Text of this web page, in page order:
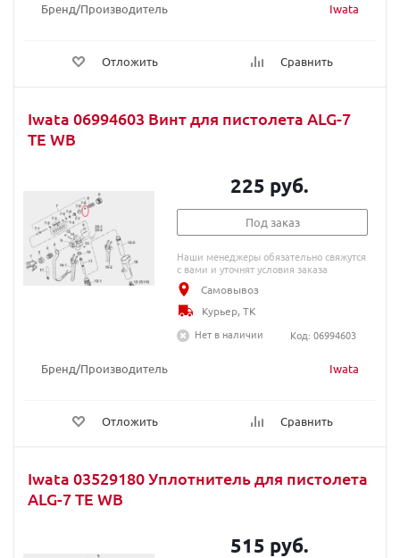
Бренд/Производитель Iwata
Отложить Сравнить
Iwata 06994603 Винт для пистолета ALG-7
TE WB
Бренд/Производитель Iwata
Отложить Сравнить
225 руб.
Под заказ
Наши менеджеры обязательно свяжутся
с вами и уточнят условия заказа
Самовывоз
Курьер, ТК
Нет в наличии
Код: 06994603
Iwata 03529180 Уплотнитель для пистолета
ALG-7 TE WB
515 руб.